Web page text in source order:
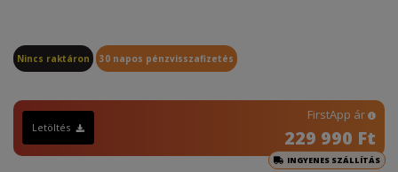
Nincs raktáron 30 napos pénzvisszafizetés
Letöltés
FirstApp ár
229 990 Ft
INGYENES SZÁLLÍTÁS